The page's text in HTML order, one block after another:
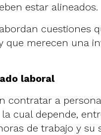
estar alineados.
cuestiones
que merecen una
laboral
contratar a
cual depende,
de trabajo y su